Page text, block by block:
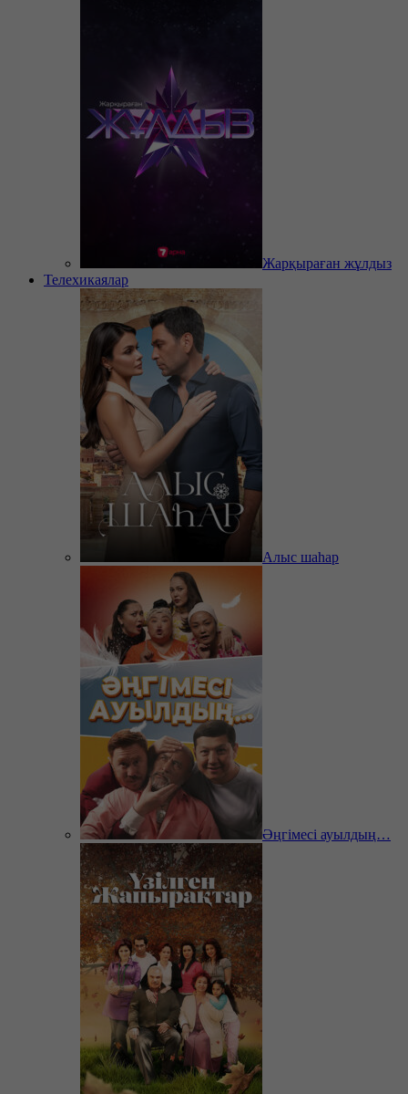
Жарқыраған жұлдыз
Телехикаялар
Алыс шаһар
Әңгімесі ауылдың…